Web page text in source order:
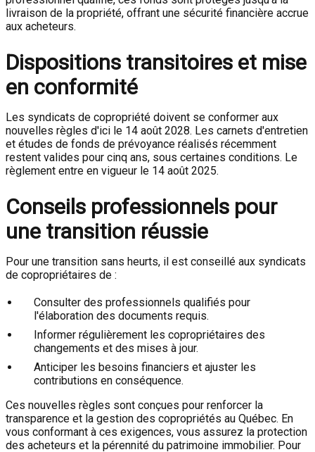
livraison de la propriété, offrant une sécurité financière accrue
aux acheteurs.
Dispositions transitoires et mise
en conformité
Les syndicats de copropriété doivent se conformer aux
nouvelles règles d'ici le 14 août 2028. Les carnets d'entretien
et études de fonds de prévoyance réalisés récemment
restent valides pour cinq ans, sous certaines conditions. Le
règlement entre en vigueur le 14 août 2025.
Conseils professionnels pour
une transition réussie
Pour une transition sans heurts, il est conseillé aux syndicats
de copropriétaires de :
Consulter des professionnels qualifiés pour
l'élaboration des documents requis.
Informer régulièrement les copropriétaires des
changements et des mises à jour.
Anticiper les besoins financiers et ajuster les
contributions en conséquence.
Ces nouvelles règles sont conçues pour renforcer la
transparence et la gestion des copropriétés au Québec. En
vous conformant à ces exigences, vous assurez la protection
des acheteurs et la pérennité du patrimoine immobilier. Pour